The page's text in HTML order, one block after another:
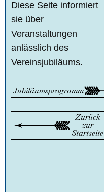
Diese Seite informiert
sie über
Veranstaltungen
anlässlich des
Vereinsjubiläums.
Jubiläumsprogramm
Zurück
zur
Startseite